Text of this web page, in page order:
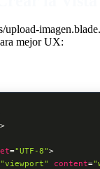
upload-
mejor UX:
>
="UTF-8">
"viewport" content=